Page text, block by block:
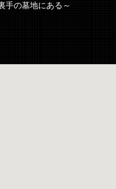
手の墓地にある～